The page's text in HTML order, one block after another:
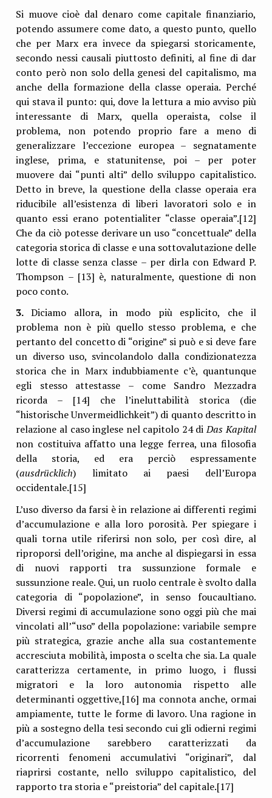
Si muove cioè dal denaro come capitale finanziario,
potendo assumere come dato, a questo punto, quello
che per Marx era invece da spiegarsi storicamente,
secondo nessi causali piuttosto definiti, al fine di dar
conto però non solo della genesi del capitalismo, ma
anche della formazione della classe operaia. Perché
qui stava il punto: qui, dove la lettura a mio avviso più
interessante di Marx, quella operaista, colse il
problema, non potendo proprio fare a meno di
generalizzare l’eccezione europea – segnatamente
inglese, prima, e statunitense, poi – per poter
muovere dai “punti alti” dello sviluppo capitalistico.
Detto in breve, la questione della classe operaia era
riducibile all’esistenza di liberi lavoratori solo e in
quanto essi erano potentialiter “classe operaia”.[12]
Che da ciò potesse derivare un uso “concettuale” della
categoria storica di classe e una sottovalutazione delle
lotte di classe senza classe – per dirla con Edward P.
Thompson – [13] è, naturalmente, questione di non
poco conto.
3.Diciamo allora, in modo più esplicito, che il
problema non è più quello stesso problema, e che
pertanto del concetto di “origine” si può e si deve fare
un diverso uso, svincolandolo dalla condizionatezza
storica che in Marx indubbiamente c’è, quantunque
egli stesso attestasse – come Sandro Mezzadra
ricorda – [14] che l’ineluttabilità storica (die
“historische Unvermeidlichkeit”) di quanto descritto in
relazione al caso inglese nel capitolo 24 diDas Kapital
non costituiva affatto una legge ferrea, una filosofia
della storia, ed era perciò espressamente
(ausdrücklich) limitato ai paesi dell’Europa
occidentale.[15]
L’uso diverso da farsi è in relazione ai differenti regimi
d’accumulazione e alla loro porosità. Per spiegare i
quali torna utile riferirsi non solo, per così dire, al
riproporsi dell’origine, ma anche al dispiegarsi in essa
di nuovi rapporti tra sussunzione formale e
sussunzione reale. Qui, un ruolo centrale è svolto dalla
categoria di “popolazione”, in senso foucaultiano.
Diversi regimi di accumulazione sono oggi più che mai
vincolati all’“uso” della popolazione: variabile sempre
più strategica, grazie anche alla sua costantemente
accresciuta mobilità, imposta o scelta che sia. La quale
caratterizza certamente, in primo luogo, i flussi
migratori e la loro autonomia rispetto alle
determinanti oggettive,[16] ma connota anche, ormai
ampiamente, tutte le forme di lavoro. Una ragione in
più a sostegno della tesi secondo cui gli odierni regimi
d’accumulazione sarebbero caratterizzati da
ricorrenti fenomeni accumulativi “originari”, dal
riaprirsi costante, nello sviluppo capitalistico, del
rapporto tra storia e “preistoria” del capitale.[17]